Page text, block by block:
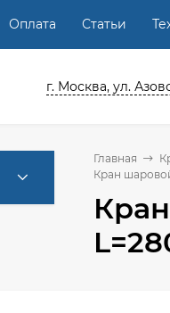
Оплата Статьи
г. Москва, ул.
Главная
Кран